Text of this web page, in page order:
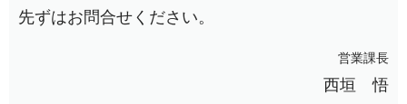
先ずはお問合せください。
営業課長
西垣 悟